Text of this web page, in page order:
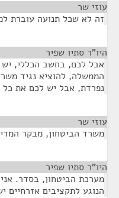
עוזי שר
זה לא שכל תנועה עוברת
היו"ר סתיו שפיר
אבל לכם, בחשב הכללי, יש
הממשלה, להוציא נגיד
נפרדת, אבל יש לכם את
עוזי שר
משרד הביטחון, מבקר
היו"ר סתיו שפיר
מערכת הביטחון, בסדר.
הנוגע לתקציבים אזרחיים